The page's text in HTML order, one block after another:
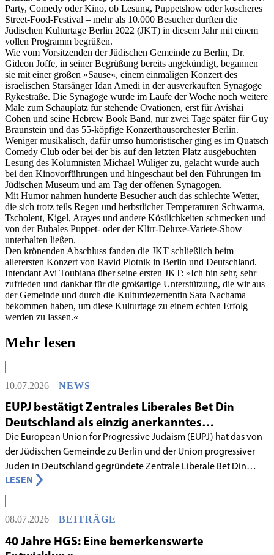
Party, Comedy oder Kino, ob Lesung, Puppetshow oder koscheres
Street-Food-Festival – mehr als 10.000 Besucher durften die
Jüdischen Kulturtage Berlin 2022 (JKT) in diesem Jahr mit einem
vollen Programm begrüßen.
Wie vom Vorsitzenden der Jüdischen Gemeinde zu Berlin, Dr.
Gideon Joffe, in seiner Begrüßung bereits angekündigt, begannen
sie mit einer großen »Sause«, einem einmaligen Konzert des
israelischen Starsänger Idan Amedi in der ausverkauften Synagoge
Rykestraße. Die Synagoge wurde im Laufe der Woche noch weitere
Male zum Schauplatz für stehende Ovationen, erst für Avishai
Cohen und seine Hebrew Book Band, nur zwei Tage später für Guy
Braunstein und das 55-köpfige Konzerthausorchester Berlin.
Weniger musikalisch, dafür umso humoristischer ging es im Quatsch
Comedy Club oder bei der bis auf den letzten Platz ausgebuchten
Lesung des Kolumnisten Michael Wuliger zu, gelacht wurde auch
bei den Kinovorführungen und hingeschaut bei den Führungen im
Jüdischen Museum und am Tag der offenen Synagogen.
Mit Humor nahmen hunderte Besucher auch das schlechte Wetter,
die sich trotz teils Regen und herbstlicher Temperaturen Schwarma,
Tscholent, Kigel, Arayes und andere Köstlichkeiten schmecken und
von der Bubales Puppet- oder der Klirr-Deluxe-Variete-Show
unterhalten ließen.
Den krönenden Abschluss fanden die JKT schließlich beim
allerersten Konzert von Ravid Plotnik in Berlin und Deutschland.
Intendant Avi Toubiana über seine ersten JKT: »Ich bin sehr, sehr
zufrieden und dankbar für die großartige Unterstützung, die wir aus
der Gemeinde und durch die Kulturdezernentin Sara Nachama
bekommen haben, um diese Kulturtage zu einem echten Erfolg
werden zu lassen.«
Mehr lesen
10.07.2026 NEWS
EUPJ bestätigt Zentrales Liberales Bet Din
Deutschland als einzig anerkanntes
liberales Rabbinatsgericht
Die European Union for Progressive Judaism (EUPJ) hat das von
der Jüdischen Gemeinde zu Berlin und der Union progressiver
Juden in Deutschland gegründete Zentrale Liberale Bet Din
Deutschland mit Wirkung zum 1. Juni 2026 als anerkanntes
Rabbinatsgericht aufgenommen.
LESEN
08.07.2026 BEITRÄGE
40 Jahre HGS: Eine bemerkenswerte